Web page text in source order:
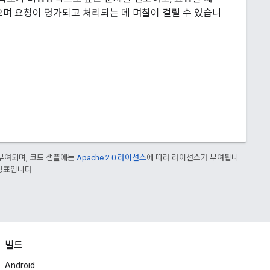
요청이 평가되고 처리되는 데 며칠이 걸릴 수 있습니
여되며, 코드 샘플에는 Apache 2.0 라이선스에 따라 라이선스가 부여됩니
입니다.
빌드
Android